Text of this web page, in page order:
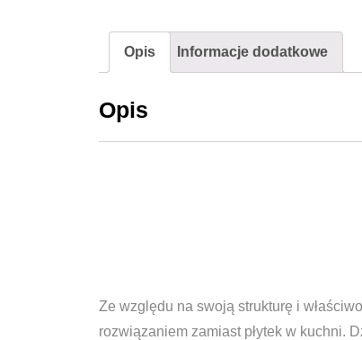
Opis Informacje dodatkowe
Opis
Ze względu na swoją strukturę i
rozwiązaniem zamiast płytek w kuchni.